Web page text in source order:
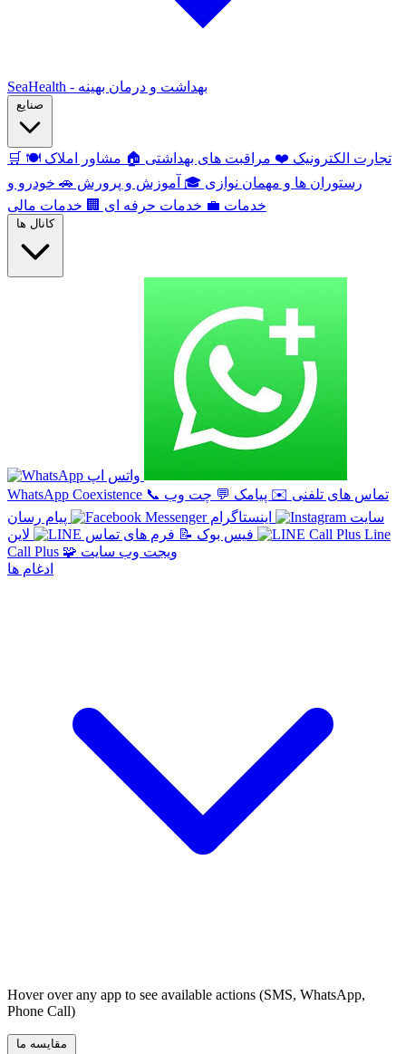
SeaHealth - بهداشت و درمان بهینه
🛒 تجارت الکترونیک ❤️ مراقبت های بهداشتی 🏠 مشاور املاک 🍽️
رستوران ها و مهمان نوازی 🎓 آموزش و پرورش 🚗 خودرو و
خدمات 💼 خدمات حرفه ای 🏢 خدمات مالی
کانال ها
WhatsApp Coexistence 📞 تماس های تلفنی ✉️ پیامک 💬 چت وب
سایت
اینستاگرام
پیام رسان
فیس بوک 📝 فرم های تماس
Line
Call Plus 🧩 ویجت وب سایت
ادغام ها
Hover over any app to see available actions (SMS, WhatsApp,
Phone Call)